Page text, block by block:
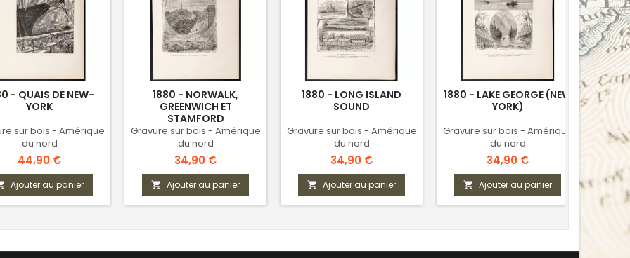
- QUAIS DE NEW-
YORK
sur bois - Amérique
du nord
Prix
44,90 €
Ajouter au panier
1880 - NORWALK,
GREENWICH ET
STAMFORD
Gravure sur bois - Amérique
du nord
Prix
34,90 €
 Ajouter au panier
1880 - LONG ISLAND
SOUND
Gravure sur bois - Amérique
du nord
Prix
34,90 €
 Ajouter au panier
1880 - LAKE GEORGE (NEW
YORK)
Gravure sur bois - Amérique
du nord
Prix
34,90 €
 Ajouter au panier 